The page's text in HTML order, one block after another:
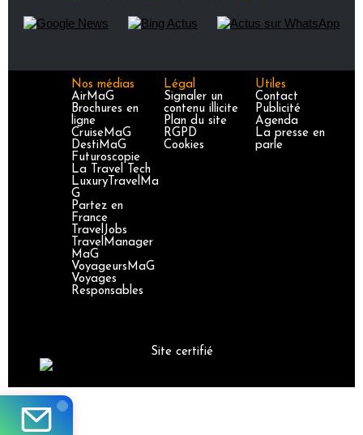
Nos médias
AirMaG
Brochures en
ligne
CruiseMaG
DestiMaG
Futuroscopie
La Travel Tech
LuxuryTravelMa
G
Partez en
France
TravelJobs
TravelManager
MaG
VoyageursMaG
Voyages
Responsables
Légal
Signaler un
contenu illicite
Plan du site
RGPD
Cookies
Utiles
Contact
Publicité
Agenda
La presse en
parle
Site certifié